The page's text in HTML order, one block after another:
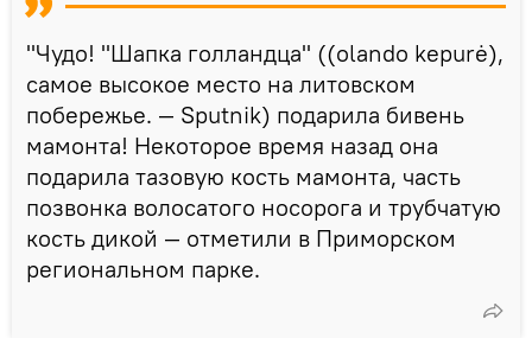
"Чудо! "Шапка голландца" ((olando kepurė),
самое высокое место на литовском
побережье. — Sputnik) подарила бивень
мамонта! Некоторое время назад она
подарила тазовую кость мамонта, часть
позвонка волосатого носорога и трубчатую
кость дикой — отметили в Приморском
региональном парке.